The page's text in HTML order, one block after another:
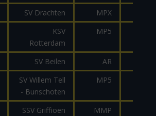
SV Drachten MPX
KSV
Rotterdam
MP5
SV Beilen AR
SV Willem Tell
- Bunschoten
MP5
SSV Griffioen MMP